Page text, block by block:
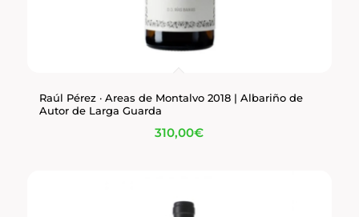
Raúl Pérez · Areas de Montalvo 2018 | Albariño de
Autor de Larga Guarda
310,00€